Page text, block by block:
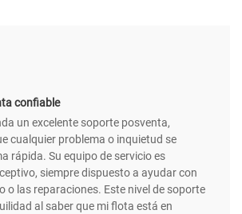
confiable
un excelente soporte posventa,
cualquier problema o inquietud se
rápida. Su equipo de servicio es
siempre dispuesto a ayudar con
o las reparaciones. Este nivel de soporte
al saber que mi flota está en